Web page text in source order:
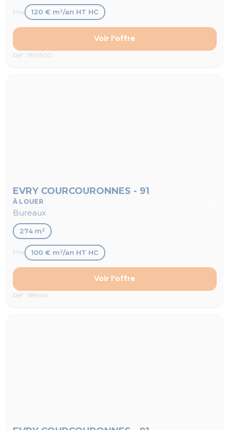
Prix 120 € m²/an HT HC
Réf : 1190500
Voir l'offre
EVRY COURCOURONNES - 91
À LOUER
Bureaux
274 m²
Prix 100 € m²/an HT HC
Réf : 1189414
Voir l'offre